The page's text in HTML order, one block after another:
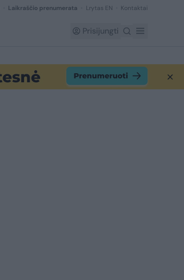
Laikraščio prenumerata Lrytas EN Kontaktai
Prisijungti